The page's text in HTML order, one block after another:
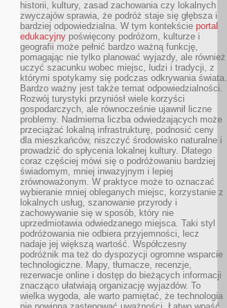
historii, kultury, zasad zachowania czy lokalnych
zwyczajów sprawia, że podróż staje się głębsza i
bardziej odpowiedzialna. W tym kontekście portal
edukacyjny poświęcony podróżom, kulturze i
geografii może pełnić bardzo ważną funkcję,
pomagając nie tylko planować wyjazdy, ale również
uczyć szacunku wobec miejsc, ludzi i tradycji, z
którymi spotykamy się podczas odkrywania świata.
Bardzo ważny jest także temat odpowiedzialności.
Rozwój turystyki przyniósł wiele korzyści
gospodarczych, ale równocześnie ujawnił liczne
problemy. Nadmierna liczba odwiedzających może
przeciążać lokalną infrastrukturę, podnosić ceny
dla mieszkańców, niszczyć środowisko naturalne i
prowadzić do spłycenia lokalnej kultury. Dlatego
coraz częściej mówi się o podróżowaniu bardziej
świadomym, mniej inwazyjnym i lepiej
zrównoważonym. W praktyce może to oznaczać
wybieranie mniej obleganych miejsc, korzystanie z
lokalnych usług, szanowanie przyrody i
zachowywanie się w sposób, który nie
uprzedmiotawia odwiedzanego miejsca. Taki styl
podróżowania nie odbiera przyjemności, lecz
nadaje jej większą wartość. Współczesny
podróżnik ma też do dyspozycji ogromne wsparcie
technologiczne. Mapy, tłumacze, recenzje,
rezerwacje online i dostęp do bieżących informacji
znacząco ułatwiają organizację wyjazdów. To
wielka wygoda, ale warto pamiętać, że technologia